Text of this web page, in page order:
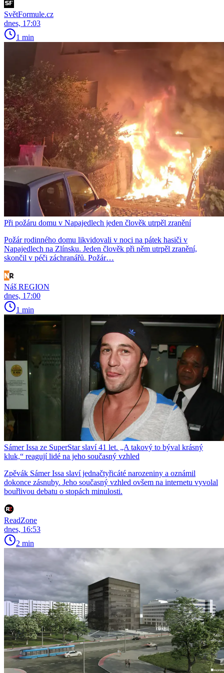
SvětFormule.cz
dnes, 17:03
1 min
Při požáru domu v Napajedlech jeden člověk utrpěl zranění
Požár rodinného domu likvidovali v noci na pátek hasiči v
Napajedlech na Zlínsku. Jeden člověk při něm utrpěl zranění,
skončil v péči záchranářů. Požár…
Náš REGION
dnes, 17:00
1 min
Sámer Issa ze SuperStar slaví 41 let. „A takový to býval krásný
kluk,“ reagují lidé na jeho současný vzhled
Zpěvák Sámer Issa slaví jednačtyřicáté narozeniny a oznámil
dokonce zásnuby. Jeho současný vzhled ovšem na internetu vyvolal
bouřlivou debatu o stopách minulosti.
ReadZone
dnes, 16:53
2 min